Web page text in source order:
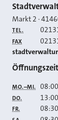
Kontakt
Markt 2 ·
TEL.
FAX
E-MAIL
MO.–MI.
DO.
FR.